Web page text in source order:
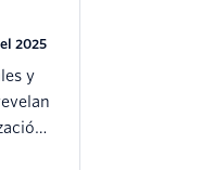
2025
y